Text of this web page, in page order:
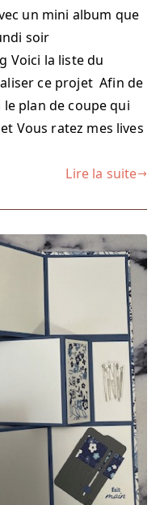
un mini album que
soir
Voici la liste du
ce projet Afin de
plan de coupe qui
Vous ratez mes lives
Lire la suite